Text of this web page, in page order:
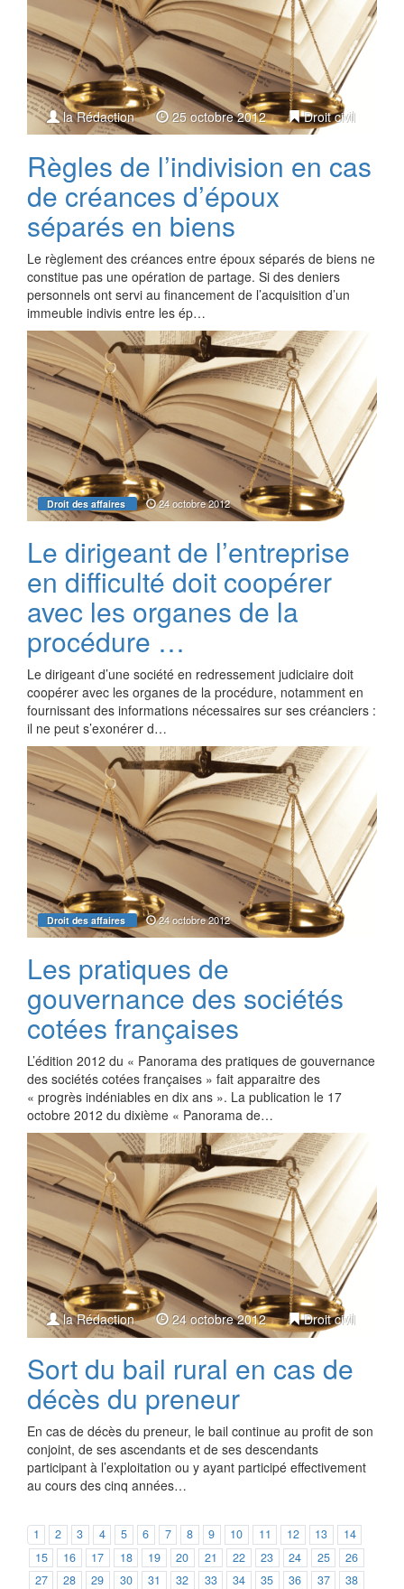
la Rédaction 25 octobre 2012 Droit civil
Règles de l’indivision en cas
de créances d’époux
séparés en biens
Le règlement des créances entre époux séparés de biens ne
constitue pas une opération de partage. Si des deniers
personnels ont servi au financement de l’acquisition d’un
immeuble indivis entre les ép…
Droit des affaires 24 octobre 2012
Le dirigeant de l’entreprise
en difficulté doit coopérer
avec les organes de la
procédure …
Le dirigeant d’une société en redressement judiciaire doit
coopérer avec les organes de la procédure, notamment en
fournissant des informations nécessaires sur ses créanciers :
il ne peut s’exonérer d…
Droit des affaires 24 octobre 2012
Les pratiques de
gouvernance des sociétés
cotées françaises
L’édition 2012 du « Panorama des pratiques de gouvernance
des sociétés cotées françaises » fait apparaitre des
« progrès indéniables en dix ans ». La publication le 17
octobre 2012 du dixième « Panorama de…
la Rédaction 24 octobre 2012 Droit civil
Sort du bail rural en cas de
décès du preneur
En cas de décès du preneur, le bail continue au profit de son
conjoint, de ses ascendants et de ses descendants
participant à l’exploitation ou y ayant participé effectivement
au cours des cinq années…
1 2 3 4 5 6 7 8 9 10 11 12 13
14
15
16 17 18 19 20 21 22 23 24 25
26
27
28 29 30 31 32 33 34 35 36 37
38